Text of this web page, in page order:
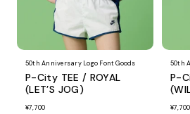
50th Anniversary Logo Font Goods
P-City TEE / ROYAL
(LET’S JOG)
¥7,700
50th
P-
¥7,700